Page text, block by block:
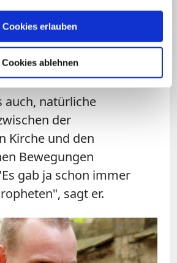
Cookies erlauben
Cookies ablehnen
wir uns zum Beispiel
Mal im Jahr mit dem
Aktivitäten aus", sagt
müsse
noch zunehmen.
auch, natürliche
der
Kirche und den
Bewegungen
gab ja schon immer
sagt er.